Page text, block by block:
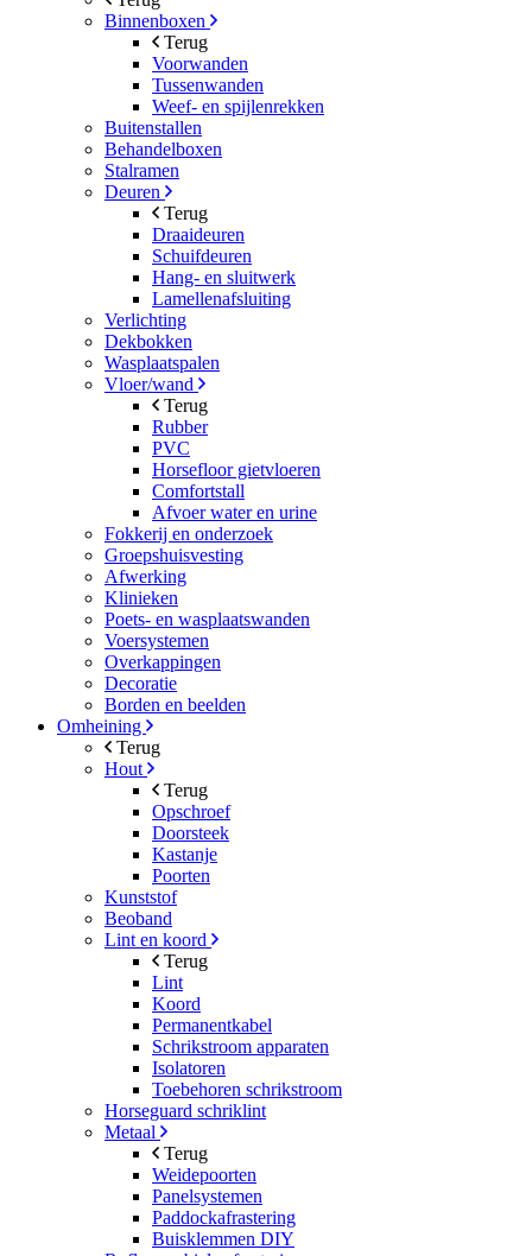
Binnenboxen
Terug
Voorwanden
Tussenwanden
Weef- en spijlenrekken
Buitenstallen
Behandelboxen
Stalramen
Deuren
Terug
Draaideuren
Schuifdeuren
Hang- en sluitwerk
Lamellenafsluiting
Verlichting
Dekbokken
Wasplaatspalen
Vloer/wand
Terug
Rubber
PVC
Horsefloor gietvloeren
Comfortstall
Afvoer water en urine
Fokkerij en onderzoek
Groepshuisvesting
Afwerking
Klinieken
Poets- en wasplaatswanden
Voersystemen
Overkappingen
Decoratie
Borden en beelden
Omheining
Terug
Hout
Terug
Opschroef
Doorsteek
Kastanje
Poorten
Kunststof
Beoband
Lint en koord
Terug
Lint
Koord
Permanentkabel
Schrikstroom apparaten
Isolatoren
Toebehoren schrikstroom
Horseguard schriklint
Metaal
Terug
Weidepoorten
Panelsystemen
Paddockafrastering
Buisklemmen DIY